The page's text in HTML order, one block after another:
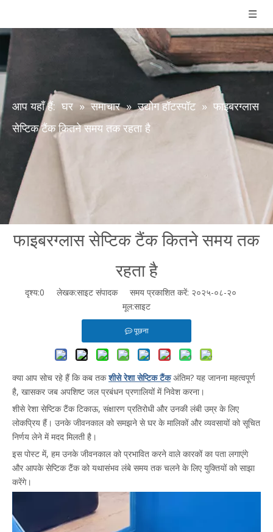
आप यहाँ हैं: घर » समाचार » उद्योग हॉटस्पॉट » फाइबरग्लास
सेप्टिक टैंक कितने समय तक रहता है
फाइबरग्लास सेप्टिक टैंक कितने समय तक
रहता है
दृश्य:0 लेखक:साइट संपादक समय प्रकाशित करें: २०२५-०८-२०
मूल:साइट
पूछना
क्या आप सोच रहे हैं कि कब तकशीसे रेशा सेप्टिक टैंकअंतिम? यह जानना महत्वपूर्ण
है, खासकर जब अपशिष्ट जल प्रबंधन प्रणालियों में निवेश करना।
शीसे रेशा सेप्टिक टैंक टिकाऊ, संक्षारण प्रतिरोधी और उनकी लंबी उम्र के लिए
लोकप्रिय हैं। उनके जीवनकाल को समझने से घर के मालिकों और व्यवसायों को सूचित
निर्णय लेने में मदद मिलती है।
इस पोस्ट में, हम उनके जीवनकाल को प्रभावित करने वाले कारकों का पता लगाएंगे
और आपके सेप्टिक टैंक को यथासंभव लंबे समय तक चलने के लिए युक्तियों को साझा
करेंगे।